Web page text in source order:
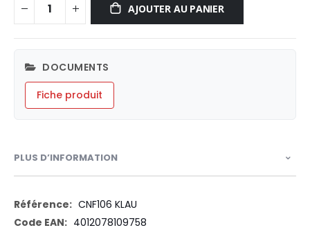
AJOUTER AU PANIER
DOCUMENTS
Fiche produit
PLUS D’INFORMATION
Plus
d’information
CNF106 KLAU
4012078109758